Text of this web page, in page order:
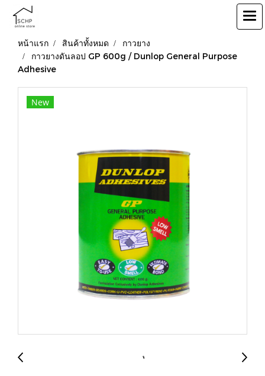
หน้าแรก สินค้าทั้งหมด
กาวยาง
กาวยางดันลอป GP 600g / Dunlop General Purpose
Adhesive
New